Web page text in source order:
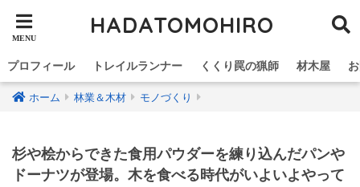
HADATOMOHIRO
プロフィール トレイルランナー くくり罠の猟師 材木屋
ホーム 林業＆木材 モノづくり
杉や桧からできた食用パウダーを練り込んだパンや
ドーナツが登場。木を食べる時代がいよいよやって